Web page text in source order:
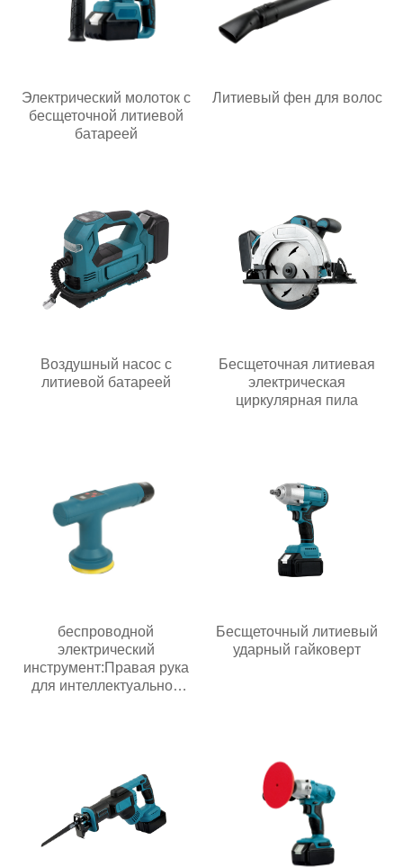
Электрический молоток с
бесщеточной литиевой
батареей
Литиевый фен для волос
Воздушный насос с
литиевой батареей
Бесщеточная литиевая
электрическая
циркулярная пила
беспроводной
электрический
инструмент:Правая рука
для интеллектуальной
Бесщеточный литиевый
ударный гайковерт